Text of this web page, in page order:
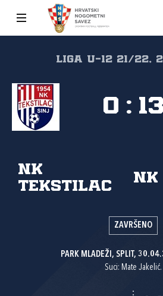
Liga U-12 21/22,
NK
Tekstilac
0 : 13
ZAVRŠENO
PARK MLADEŽI, SPLIT,
Suci: Mate Jakelić.